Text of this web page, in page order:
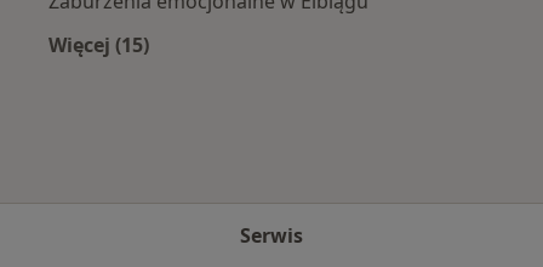
Więcej (15)
Serwis